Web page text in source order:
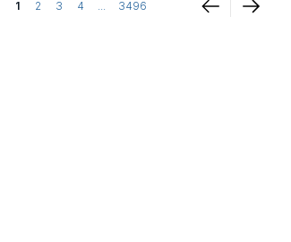
1 2 3 4 ... 3496